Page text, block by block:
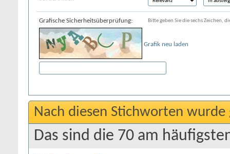
Grafische Sicherheitsüberprüfung: Bitte geben Sie die sechs Zeichen,
Grafik neu laden
Nach diesen Stichworten wurde
Das sind die 70 am